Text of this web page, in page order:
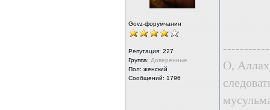
Govz-форумчанин
Репутация: 227
Группа: Доверенные
Пол: женский
Сообщений: 1796
О,